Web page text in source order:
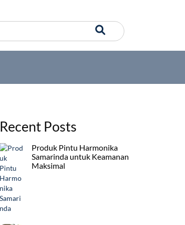
Recent Posts
Produk Pintu Harmonika
Samarinda untuk Keamanan
Maksimal